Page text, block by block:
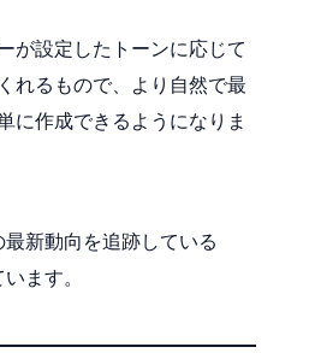
が設定したトーンに応じて
れるもので、より自然で最
に作成できるようになりま
新動向を追跡している
ます。